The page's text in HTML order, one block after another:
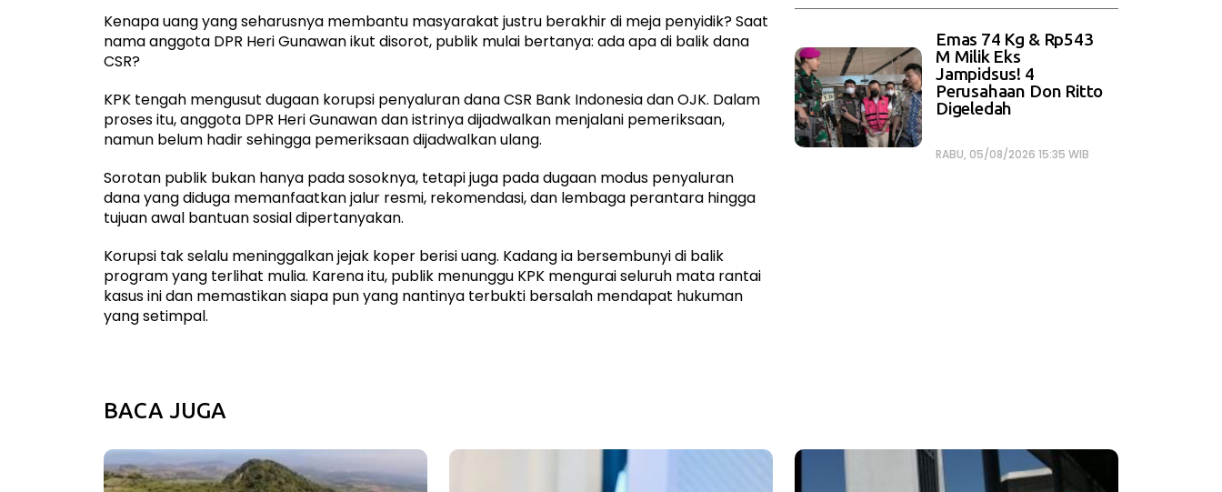
Kenapa uang yang seharusnya membantu masyarakat justru berakhir di meja penyidik? Saat
nama anggota DPR Heri Gunawan ikut disorot, publik mulai bertanya: ada apa di balik dana
CSR?
KPK tengah mengusut dugaan korupsi penyaluran dana CSR Bank Indonesia dan OJK. Dalam
proses itu, anggota DPR Heri Gunawan dan istrinya dijadwalkan menjalani pemeriksaan,
namun belum hadir sehingga pemeriksaan dijadwalkan ulang.
Sorotan publik bukan hanya pada sosoknya, tetapi juga pada dugaan modus penyaluran
dana yang diduga memanfaatkan jalur resmi, rekomendasi, dan lembaga perantara hingga
tujuan awal bantuan sosial dipertanyakan.
Korupsi tak selalu meninggalkan jejak koper berisi uang. Kadang ia bersembunyi di balik
program yang terlihat mulia. Karena itu, publik menunggu KPK mengurai seluruh mata rantai
kasus ini dan memastikan siapa pun yang nantinya terbukti bersalah mendapat hukuman
yang setimpal.
Emas 74 Kg & Rp543
M Milik Eks
Jampidsus! 4
Perusahaan Don Ritto
Digeledah
RABU, 05/08/2026 15:35 WIB
BACA JUGA